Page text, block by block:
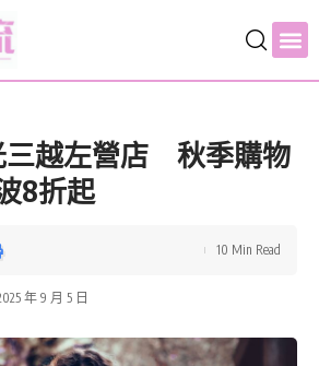
三越左營店 秋季購物
8折起
年 9 月 5 日
10 Min Read